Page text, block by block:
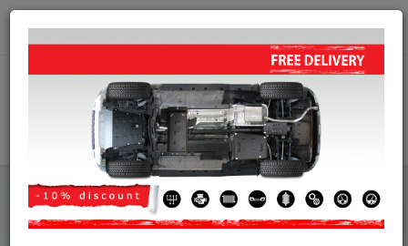
info@krytpodmotor.com
Kryt pod motor Opel Kryt pod motor Opel Meriva
Značky vozidel